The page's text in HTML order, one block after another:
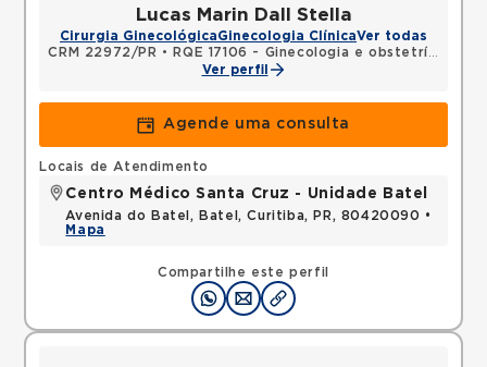
Lucas Marin Dall Stella
Cirurgia GinecológicaGinecologia ClínicaVer todas
CRM 22972/PR •
RQE 17106 - Ginecologia e obstetrícia
Ver perfil
Agende uma consulta
Compartilhe este perfil
Locais de Atendimento
Centro Médico Santa Cruz - Unidade Batel
Avenida do Batel, Batel, Curitiba, PR, 80420090 •
Mapa